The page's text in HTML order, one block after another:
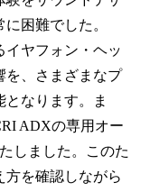
困難でした。
ヤフォン・ヘッ
を、さまざまなプ
なります。ま
ADXの専用オー
しました。このた
方を確認しながら